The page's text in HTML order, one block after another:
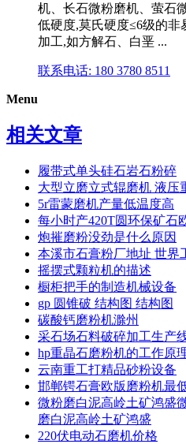
机、长石微粉磨机、萤石
低硬度,莫氏硬度≤6级的
加工,如方解石、白垩 ...
联系电话: 180 3780 8511
Menu
相关文章
履带式单头硅石岩石粉碎
大型立磨立式辊磨机 液压
5r雷蒙磨机产量低温度高
每小时产420T圆环保矿石
炮摧磨粉没劲是什么原因
本溪市石膏粉厂地址 世界
摇摆式颗粒机的描述
橱柜把手的制造机械设备
gp 圆锥破 结构图 结构图
碳酸钙磨粉机滁州
采石场石料破碎加工生产
hp重晶石磨粉机的工作原
云南重工打精品砂粉设备
邯郸锷石膏欧版磨粉机最
微粉磨白泥高岭土矿鸿盛
磨白泥高岭土矿鸿盛
220伏电动石磨机价格